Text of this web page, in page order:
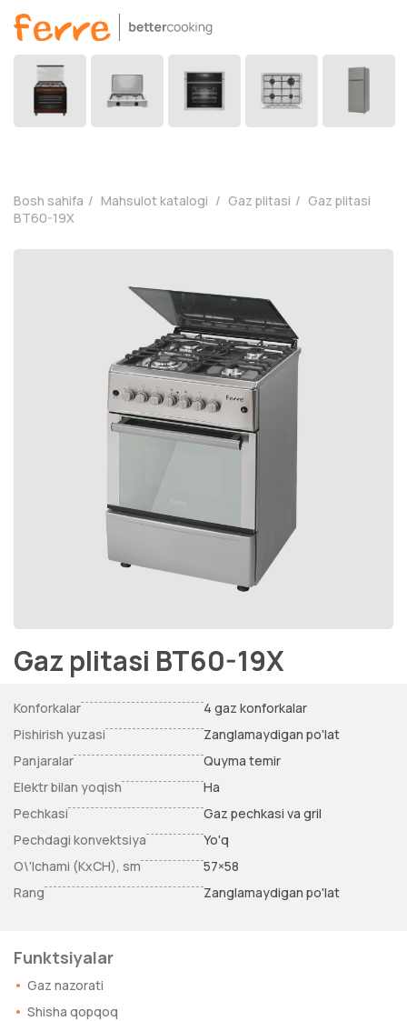
Bosh sahifa Mahsulot katalogi Gaz plitasi
Gaz plitasi
BT60-19X
Gaz plitasi BT60-19X
Konforkalar
4 gaz konforkalar
Pishirish yuzasi
Zanglamaydigan po'lat
Panjaralar
Quyma temir
Elektr bilan yoqish
Ha
Pechkasi
Gaz pechkasi va gril
Pechdagi konvektsiya
Yo'q
O\'lchami (KxCH), sm
57×58
Rang
Zanglamaydigan po'lat
Funktsiyalar
Gaz nazorati
Shisha qopqoq